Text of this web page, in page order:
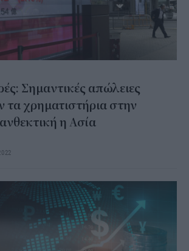
Σημαντικές απώλειες
τα χρηματιστήρια στην
η Ασία